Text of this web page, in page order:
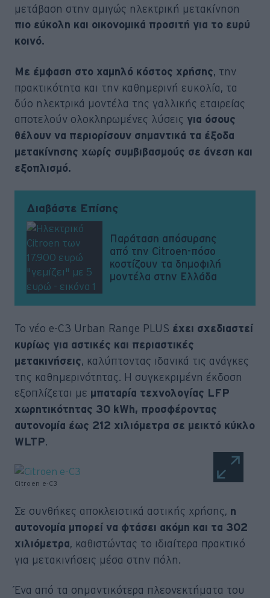
μετάβαση στην αμιγώς ηλεκτρική μετακίνηση
πιο εύκολη και οικονομικά προσιτή για το ευρύ
κοινό.
Με έμφαση στο χαμηλό κόστος χρήσης, την
πρακτικότητα και την καθημερινή ευκολία, τα
δύο ηλεκτρικά μοντέλα της γαλλικής εταιρείας
αποτελούν ολοκληρωμένες λύσεις για όσους
θέλουν να περιορίσουν σημαντικά τα έξοδα
μετακίνησης χωρίς συμβιβασμούς σε άνεση και
εξοπλισμό.
Διαβάστε Επίσης
Παράταση απόσυρσης
από την Citroen-πόσο
κοστίζουν τα δημοφιλή
μοντέλα στην Ελλάδα
Το νέο e-C3 Urban Range PLUS έχει σχεδιαστεί
κυρίως για αστικές και περιαστικές
μετακινήσεις, καλύπτοντας ιδανικά τις ανάγκες
της καθημερινότητας. Η συγκεκριμένη έκδοση
εξοπλίζεται με μπαταρία τεχνολογίας LFP
χωρητικότητας 30 kWh, προσφέροντας
αυτονομία έως 212 χιλιόμετρα σε μεικτό κύκλο
WLTP.
Citroen e-C3
Σε συνθήκες αποκλειστικά αστικής χρήσης, η
αυτονομία μπορεί να φτάσει ακόμη και τα 302
χιλιόμετρα, καθιστώντας το ιδιαίτερα πρακτικό
για μετακινήσεις μέσα στην πόλη.
Ένα από τα σημαντικότερα πλεονεκτήματα του